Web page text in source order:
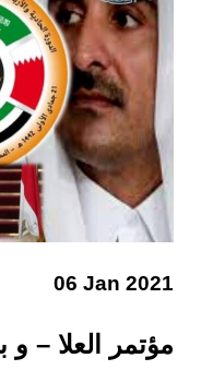
06 Jan 2021
مؤتمر العلا –